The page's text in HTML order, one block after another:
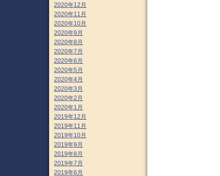
2020年12月
2020年11月
2020年10月
2020年9月
2020年8月
2020年7月
2020年6月
2020年5月
2020年4月
2020年3月
2020年2月
2020年1月
2019年12月
2019年11月
2019年10月
2019年9月
2019年8月
2019年7月
2019年6月